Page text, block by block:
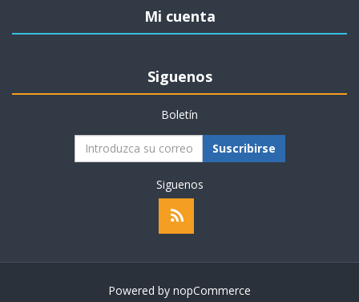
Mi cuenta
Siguenos
Boletín
Suscribirse
Siguenos
Powered by nopCommerce